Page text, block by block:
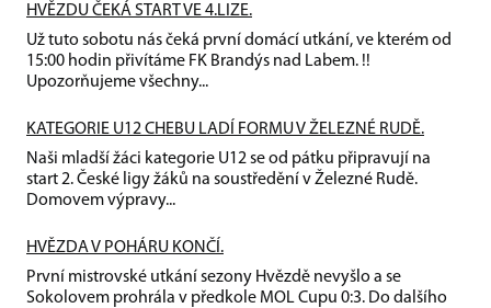
HVĚZDU ČEKÁ START VE 4.LIZE.
Už tuto sobotu nás čeká první domácí utkání, ve kterém od
15:00 hodin přivítáme FK Brandýs nad Labem. !!
Upozorňujeme všechny...
KATEGORIE U12 CHEBU LADÍ FORMU V ŽELEZNÉ RUDĚ.
Naši mladší žáci kategorie U12 se od pátku připravují na
start 2. České ligy žáků na soustředění v Železné Rudě.
Domovem výpravy...
HVĚZDA V POHÁRU KONČÍ.
První mistrovské utkání sezony Hvězdě nevyšlo a se
Sokolovem prohrála v předkole MOL Cupu 0:3. Do dalšího